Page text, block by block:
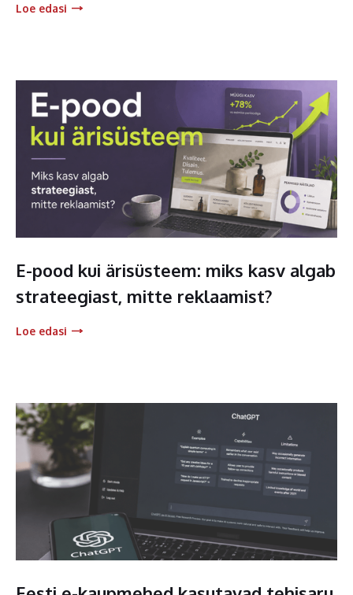
Loe edasi
E-pood kui ärisüsteem: miks kasv algab
strateegiast, mitte reklaamist?
Loe edasi